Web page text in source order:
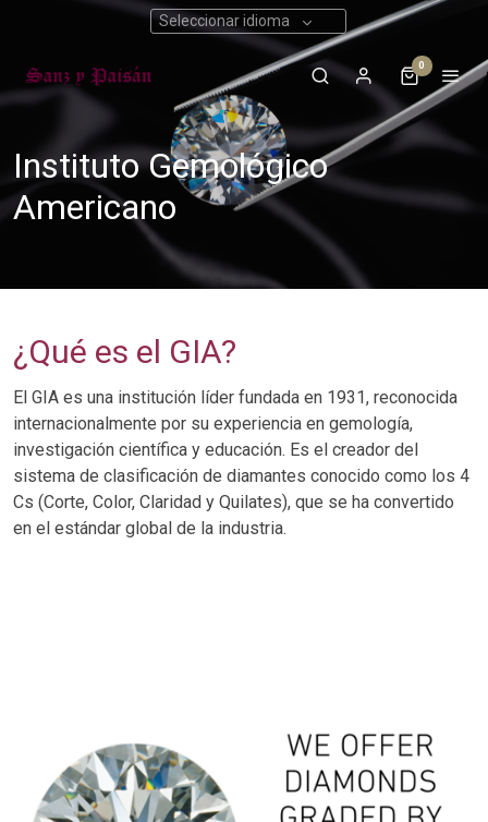
Seleccionar idioma
0
Instituto Gemológico
Americano
¿Qué es el GIA?
El GIA es una institución líder fundada en 1931, reconocida
internacionalmente por su experiencia en gemología,
investigación científica y educación. Es el creador del
sistema de clasificación de diamantes conocido como los 4
Cs (Corte, Color, Claridad y Quilates), que se ha convertido
en el estándar global de la industria.